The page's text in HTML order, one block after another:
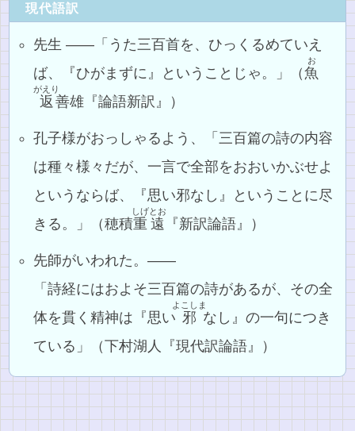
現代語訳
先生 ――「うた三百首を、ひっくるめていえ
ば、『ひがまずに』ということじゃ。」（魚
お
返
がえり
善雄『論語新訳』）
孔子様がおっしゃるよう、「三百篇の詩の内容
は種々様々だが、一言で全部をおおいかぶせよ
というならば、『思い邪なし』ということに尽
きる。」（穂積重遠
しげとお
『新訳論語』）
先師がいわれた。――
「詩経にはおよそ三百篇の詩があるが、その全
体を貫く精神は『思い 邪
よこしま
なし』の一句につき
ている」（下村湖人『現代訳論語』）